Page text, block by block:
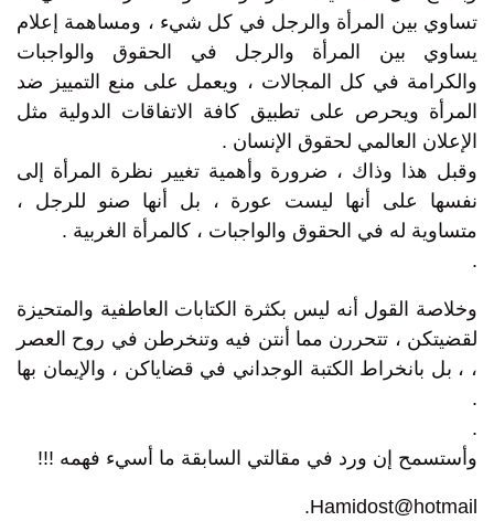
تساوي بين المرأة والرجل في كل شيء ، ومساهمة إعلام
يساوي بين المرأة والرجل في الحقوق والواجبات
والكرامة في كل المجالات ، ويعمل على منع التمييز ضد
المرأة ويحرص على تطبيق كافة الاتفاقات الدولية مثل
الإعلان العالمي لحقوق الإنسان .
وقبل هذا وذاك ، ضرورة وأهمية تغيير نظرة المرأة إلى
نفسها على أنها ليست عورة ، بل أنها صنو للرجل ،
متساوية له في الحقوق والواجبات ، كالمرأة الغربية .
.
وخلاصة القول أنه ليس بكثرة الكتابات العاطفية والمتحيزة
لقضيتكن ، تتحررن مما أنتن فيه وتنخرطن في روح العصر
، ، بل بانخراط الكتبة الوجداني في قضاياكن ، والإيمان بها
.
.
وأستسمح إن ورد في مقالتي السابقة ما أسيء فهمه !!!
Hamidost@hotmail.